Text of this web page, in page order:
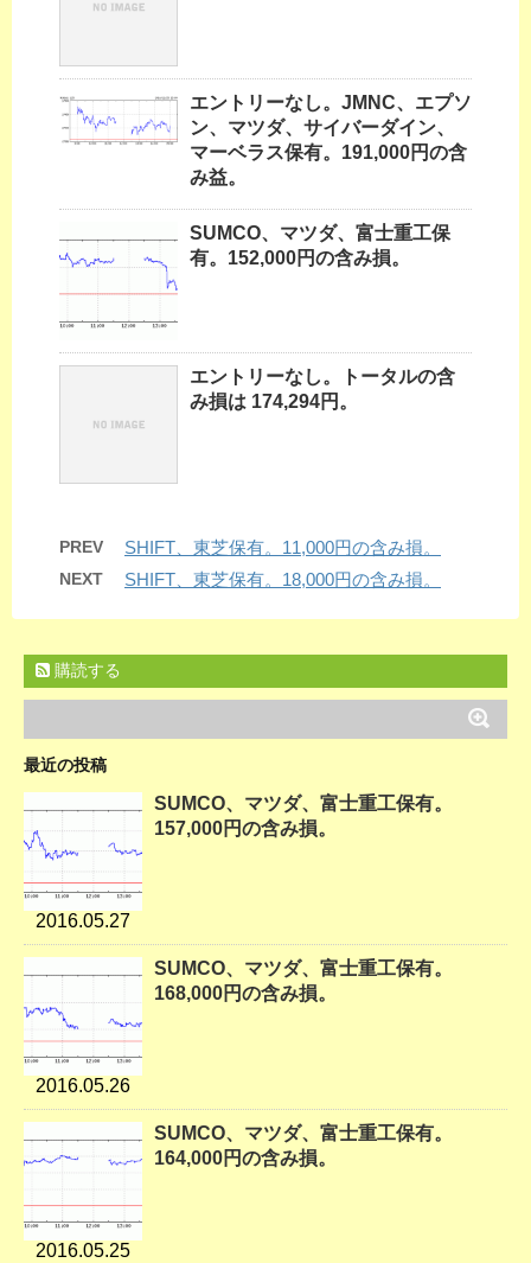
エントリーなし。JMNC、エプソ
ン、マツダ、サイバーダイン、
マーベラス保有。191,000円の含
み益。
SUMCO、マツダ、富士重工保
有。152,000円の含み損。
エントリーなし。トータルの含
み損は 174,294円。
PREV SHIFT、東芝保有。11,000円の含み損。
NEXT SHIFT、東芝保有。18,000円の含み損。
購読する
最近の投稿
2016.05.27
SUMCO、マツダ、富士重工保有。
157,000円の含み損。
2016.05.26
SUMCO、マツダ、富士重工保有。
168,000円の含み損。
2016.05.25
SUMCO、マツダ、富士重工保有。
164,000円の含み損。